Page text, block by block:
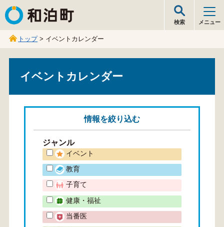
和泊町
検索 メニュー
トップ> イベントカレンダー
イベントカレンダー
情報を絞り込む
ジャンル
イベント
教育
子育て
健康・福祉
当番医